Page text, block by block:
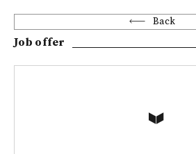
Back
Job offer